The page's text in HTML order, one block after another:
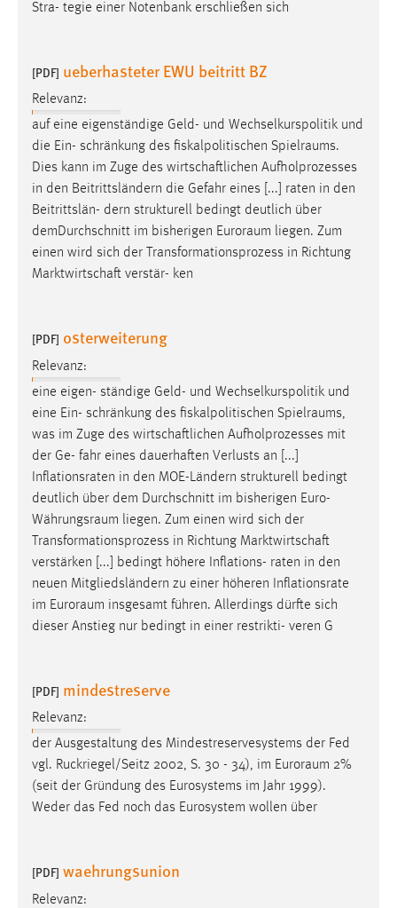
Stra- tegie einer Notenbank erschließen sich
[PDF] ueberhasteter EWU beitritt BZ
Relevanz:
auf eine eigenständige Geld- und Wechselkurspolitik und
die Ein- schränkung des fiskalpolitischen Spielraums.
Dies kann im Zuge des wirtschaftlichen Aufholprozesses
in den Beitrittsländern die Gefahr eines [...] raten in den
Beitrittslän- dern strukturell bedingt deutlich über
demDurchschnitt im bisherigen Euroraum liegen. Zum
einen wird sich der Transformationsprozess in Richtung
Marktwirtschaft verstär- ken
[PDF] osterweiterung
Relevanz:
eine eigen- ständige Geld- und Wechselkurspolitik und
eine Ein- schränkung des fiskalpolitischen Spielraums,
was im Zuge des wirtschaftlichen Aufholprozesses mit
der Ge- fahr eines dauerhaften Verlusts an [...]
Inflationsraten in den MOE-Ländern strukturell bedingt
deutlich über dem Durchschnitt im bisherigen Euro-
Währungsraum liegen. Zum einen wird sich der
Transformationsprozess in Richtung Marktwirtschaft
verstärken [...] bedingt höhere Inflations- raten in den
neuen Mitgliedsländern zu einer höheren Inflationsrate
im Euroraum insgesamt führen. Allerdings dürfte sich
dieser Anstieg nur bedingt in einer restrikti- veren G
[PDF] mindestreserve
Relevanz:
der Ausgestaltung des Mindestreservesystems der Fed
vgl. Ruckriegel/Seitz 2002, S. 30 - 34), im Euroraum 2%
(seit der Gründung des Eurosystems im Jahr 1999).
Weder das Fed noch das Eurosystem wollen über
[PDF] waehrungsunion
Relevanz: